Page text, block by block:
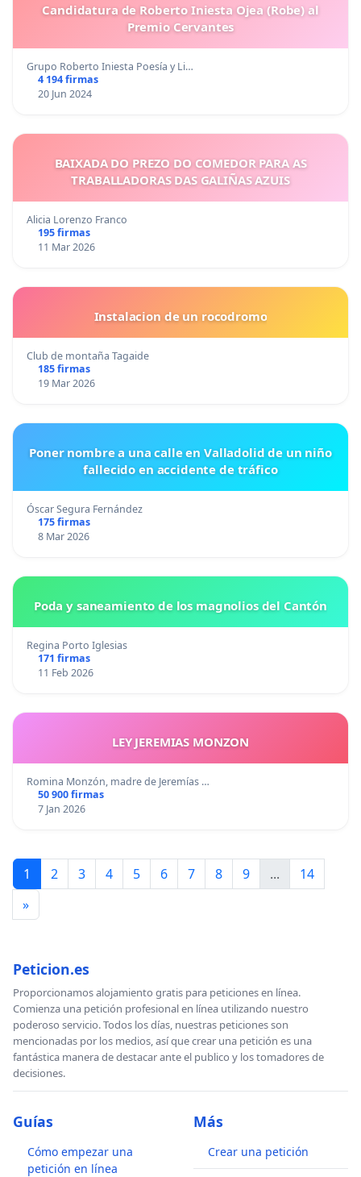
Candidatura de Roberto Iniesta Ojea (Robe) al
Premio Cervantes
Grupo Roberto Iniesta Poesía y Li…
4 194 firmas
20 Jun 2024
BAIXADA DO PREZO DO COMEDOR PARA AS
TRABALLADORAS DAS GALIÑAS AZUIS
Alicia Lorenzo Franco
195 firmas
11 Mar 2026
Instalacion de un rocodromo
Club de montaña Tagaide
185 firmas
19 Mar 2026
Poner nombre a una calle en Valladolid de un niño
fallecido en accidente de tráfico
Óscar Segura Fernández
175 firmas
8 Mar 2026
Poda y saneamiento de los magnolios del Cantón
Regina Porto Iglesias
171 firmas
11 Feb 2026
LEY JEREMIAS MONZON
Romina Monzón, madre de Jeremías …
50 900 firmas
7 Jan 2026
1 2 3 4 5 6 7 8 9 ...
14
»
Peticion.es
Proporcionamos alojamiento gratis para peticiones en línea.
Comienza una petición profesional en línea utilizando nuestro
poderoso servicio. Todos los días, nuestras peticiones son
mencionadas por los medios, así que crear una petición es una
fantástica manera de destacar ante el publico y los tomadores de
decisiones.
Guías
Cómo empezar una
petición en línea
Más
Crear una petición